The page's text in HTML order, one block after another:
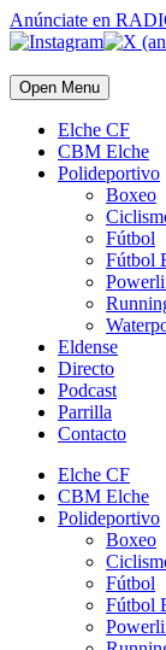
Anúnciate en
Open Menu
Elche CF
CBM Elche
Polideportivo
Boxeo
Fútbol
Fútbol
Eldense
Directo
Podcast
Parrilla
Contacto
Elche CF
CBM Elche
Polideportivo
Boxeo
Fútbol
Fútbol